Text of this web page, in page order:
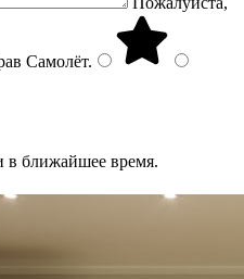
Самолёт.
в ближайшее время.